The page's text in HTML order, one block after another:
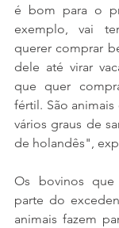
é bom para o
exemplo, vai
querer comprar
dele até virar
que quer
fértil. São
vários graus de
de holandês",
Os bovinos
parte do
animais fazem